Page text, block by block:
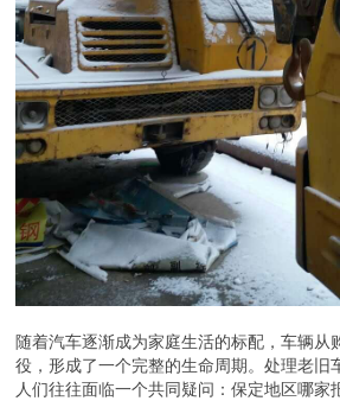
随着汽车逐渐成为家庭生活的标配，车辆从
役，形成了一个完整的生命周期。处理老旧
人们往往面临一个共同疑问：保定地区哪家